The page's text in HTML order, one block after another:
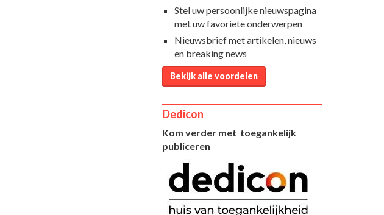
Stel uw persoonlijke nieuwspagina
met uw favoriete onderwerpen
Nieuwsbrief met artikelen, nieuws
en breaking news
Bekijk alle voordelen
Dedicon
Kom verder met toegankelijk
publiceren